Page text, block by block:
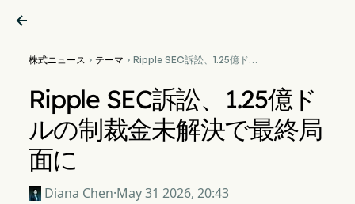

株式ニュース  テーマ  Ripple SEC訴訟、1.25億ドル
Ripple SEC訴訟、1.25億ド
ルの制裁金未解決で最終局
面に
Diana Chen·May 31 2026, 20:43